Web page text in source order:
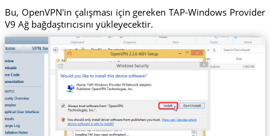
Bu, OpenVPN'in çalışması için gereken TAP-Windows Provider
V9 Ağ bağdaştırıcısını yükleyecektir.